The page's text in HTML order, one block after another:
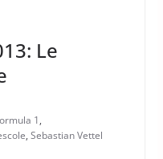
Le
1,
, Sebastian Vettel